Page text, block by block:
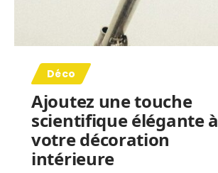
Déco
Ajoutez une touche
scientifique élégante à
votre décoration
intérieure